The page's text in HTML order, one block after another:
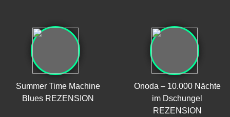
Summer Time Machine
Blues REZENSION
Onoda – 10.000 Nächte
im Dschungel
REZENSION